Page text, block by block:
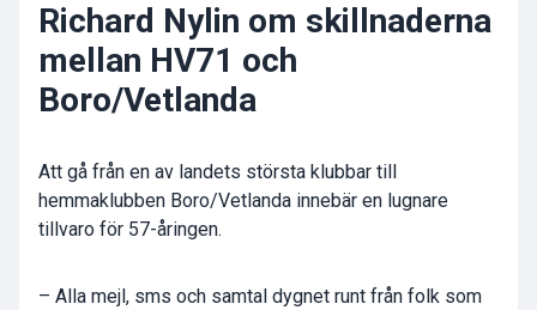
Richard Nylin om skillnaderna
mellan HV71 och
Boro/Vetlanda
Att gå från en av landets största klubbar till
hemmaklubben Boro/Vetlanda innebär en lugnare
tillvaro för 57-åringen.
– Alla mejl, sms och samtal dygnet runt från folk som